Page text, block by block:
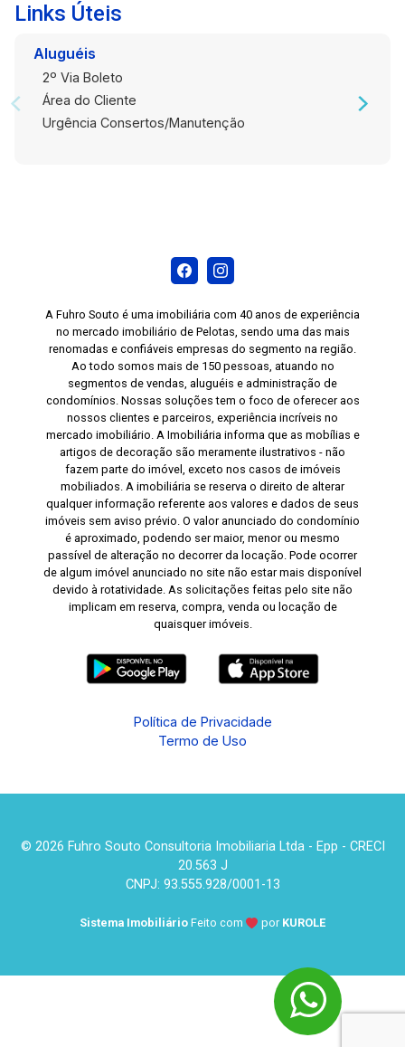
Links Úteis
Aluguéis
2º Via Boleto
Área do Cliente
Urgência Consertos/Manutenção
A Fuhro Souto é uma imobiliária com 40 anos de experiência
no mercado imobiliário de Pelotas, sendo uma das mais
renomadas e confiáveis empresas do segmento na região.
Ao todo somos mais de 150 pessoas, atuando no
segmentos de vendas, aluguéis e administração de
condomínios. Nossas soluções tem o foco de oferecer aos
nossos clientes e parceiros, experiência incríveis no
mercado imobiliário. A Imobiliária informa que as mobílias e
artigos de decoração são meramente ilustrativos - não
fazem parte do imóvel, exceto nos casos de imóveis
mobiliados. A imobiliária se reserva o direito de alterar
qualquer informação referente aos valores e dados de seus
imóveis sem aviso prévio. O valor anunciado do condomínio
é aproximado, podendo ser maior, menor ou mesmo
passível de alteração no decorrer da locação. Pode ocorrer
de algum imóvel anunciado no site não estar mais disponível
devido à rotatividade. As solicitações feitas pelo site não
implicam em reserva, compra, venda ou locação de
quaisquer imóveis.
Política de Privacidade
Termo de Uso
© 2026 Fuhro Souto Consultoria Imobiliaria Ltda - Epp - CRECI
20.563 J
CNPJ: 93.555.928/0001-13
Sistema Imobiliário Feito com por KUROLE